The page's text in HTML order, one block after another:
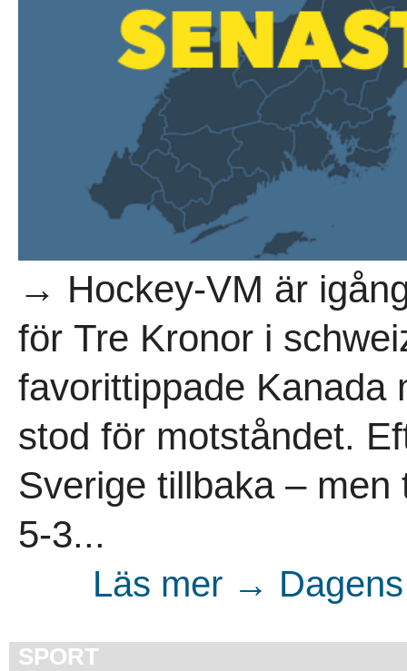
→ Hockey-VM är
för Tre Kronor i
favorittippade Kanada
stod för motståndet.
Sverige tillbaka –
5-3...
Läs mer →
SPORT